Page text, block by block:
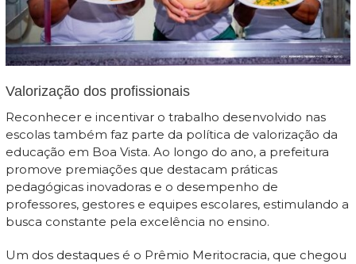
Valorização dos profissionais
Reconhecer e incentivar o trabalho desenvolvido nas
escolas também faz parte da política de valorização da
educação em Boa Vista. Ao longo do ano, a prefeitura
promove premiações que destacam práticas
pedagógicas inovadoras e o desempenho de
professores, gestores e equipes escolares, estimulando a
busca constante pela excelência no ensino.
Um dos destaques é o Prêmio Meritocracia, que chegou